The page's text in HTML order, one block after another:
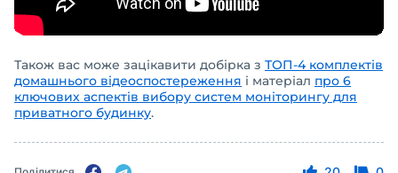
Також вас може зацікавити добірка з ТОП-4 комплектів
домашнього відеоспостереження і матеріал про 6
ключових аспектів вибору систем моніторингу для
приватного будинку.